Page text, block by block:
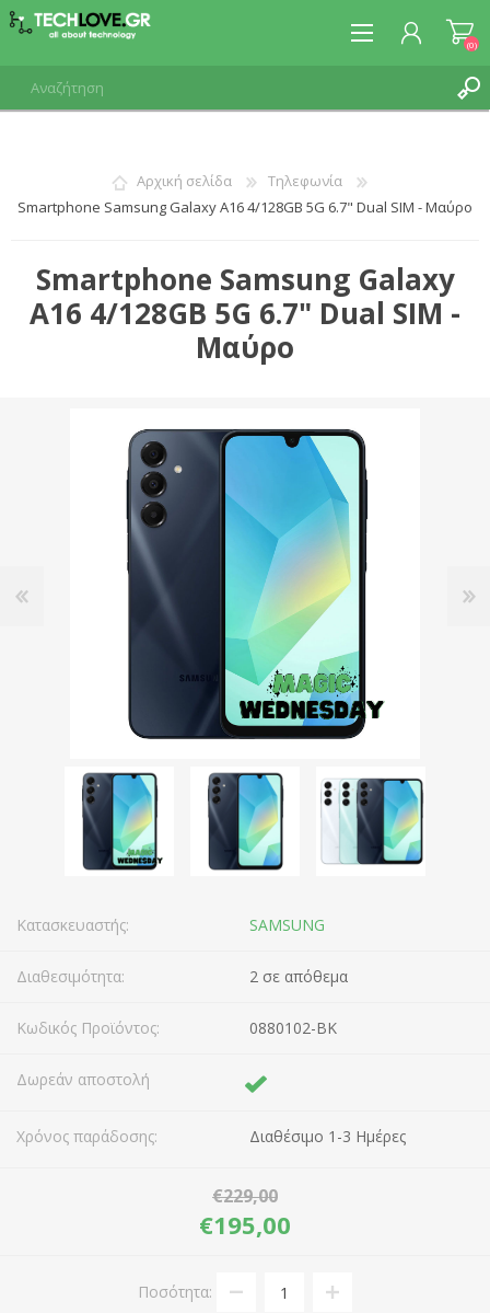
ΣΎΝΔΕΣΗ
(0)
Αρχική σελίδα
Τηλεφωνία
Smartphone Samsung Galaxy A16 4/128GB 5G 6.7" Dual SIM - Μαύρο
Smartphone Samsung Galaxy
A16 4/128GB 5G 6.7" Dual SIM -
Μαύρο
Κατασκευαστής: SAMSUNG
Διαθεσιμότητα: 2 σε απόθεμα
Κωδικός Προϊόντος: 0880102-BK
Δωρεάν αποστολή
Χρόνος παράδοσης: Διαθέσιμο 1-3 Ημέρες
€229,00
€195,00
Ποσότητα: